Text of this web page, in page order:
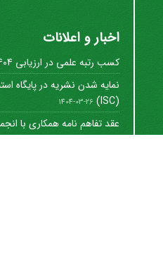
اخبار و اعلانات
کسب رتبه علمی در ارزیابی 1404
نمایه شدن نشریه در پایگاه
(ISC)
1404-03-26
عقد تفاهم نامه همکاری با
منابع ...